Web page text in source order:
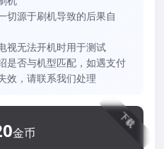
切源于刷机导致的后果自
视无法开机时用于测试
是否与机型匹配，如遇支付
效，请联系我们处理
下载
金币